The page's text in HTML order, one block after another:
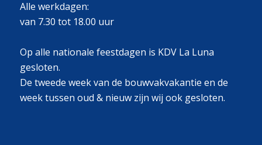
Alle werkdagen:
van 7.30 tot 18.00 uur
Op alle nationale feestdagen is KDV La Luna
gesloten.
De tweede week van de bouwvakvakantie en de
week tussen oud & nieuw zijn wij ook gesloten.